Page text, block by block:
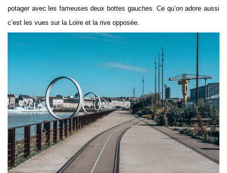
potager avec les fameuses deux bottes gauches. Ce qu’on adore aussi
c’est les vues sur la Loire et la rive opposée.